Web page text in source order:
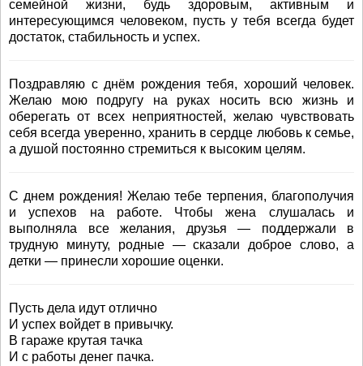
семейной жизни, будь здоровым, активным и
интересующимся человеком, пусть у тебя всегда будет
достаток, стабильность и успех.
Поздравляю с днём рождения тебя, хороший человек.
Желаю мою подругу на руках носить всю жизнь и
оберегать от всех неприятностей, желаю чувствовать
себя всегда уверенно, хранить в сердце любовь к семье,
а душой постоянно стремиться к высоким целям.
С днем рождения! Желаю тебе терпения, благополучия
и успехов на работе. Чтобы жена слушалась и
выполняла все желания, друзья — поддержали в
трудную минуту, родные — сказали доброе слово, а
детки — принесли хорошие оценки.
Пусть дела идут отлично
И успех войдет в привычку.
В гараже крутая тачка
И с работы денег пачка.